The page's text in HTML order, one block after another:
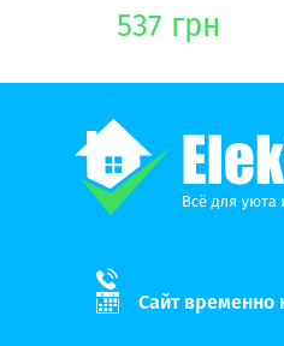
537 грн
Сайт временно